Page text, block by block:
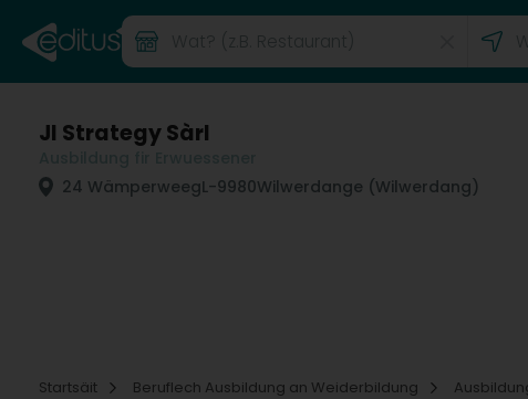
JI Strategy Sàrl
24 WämperweegL-9980Wilwerdange (Wilwerdang)
Startsäit
Beruflech Ausbildung an Weiderbildung